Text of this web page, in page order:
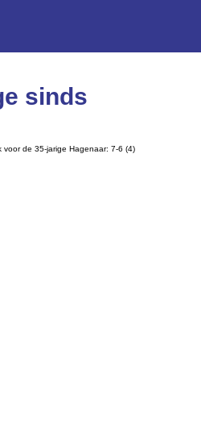
sinds
de 35-jarige Hagenaar: 7-6 (4)